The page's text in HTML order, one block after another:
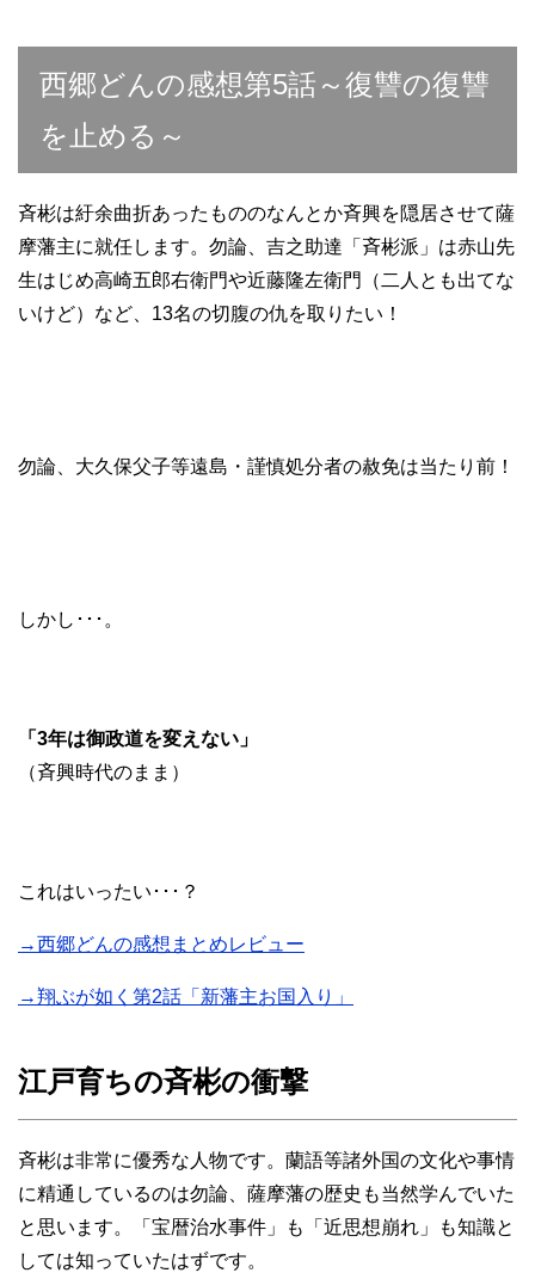
西郷どんの感想第5話～復讐の復讐
を止める～
斉彬は紆余曲折あったもののなんとか斉興を隠居させて薩
摩藩主に就任します。勿論、吉之助達「斉彬派」は赤山先
生はじめ高崎五郎右衛門や近藤隆左衛門（二人とも出てな
いけど）など、13名の切腹の仇を取りたい！
勿論、大久保父子等遠島・謹慎処分者の赦免は当たり前！
しかし･･･。
「3年は御政道を変えない」
（斉興時代のまま）
これはいったい･･･？
→西郷どんの感想まとめレビュー
→翔ぶが如く第2話「新藩主お国入り」
江戸育ちの斉彬の衝撃
斉彬は非常に優秀な人物です。蘭語等諸外国の文化や事情
に精通しているのは勿論、薩摩藩の歴史も当然学んでいた
と思います。「宝暦治水事件」も「近思想崩れ」も知識と
しては知っていたはずです。